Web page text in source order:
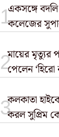
একসঙ্গে
কলেজের
মায়ের মৃত্যুর
পেলেন ‘হিরো
কলকাতা
করল সুপ্রিম